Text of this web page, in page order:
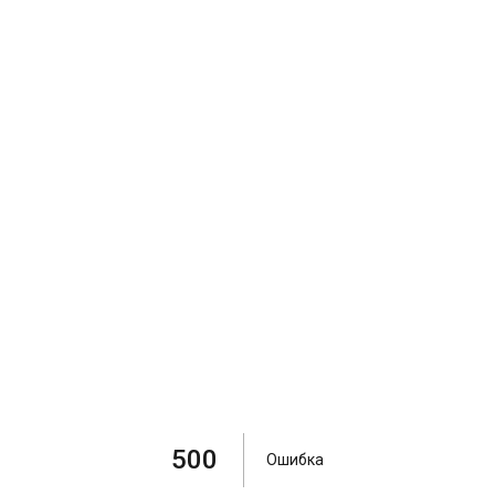
500 Ошибка